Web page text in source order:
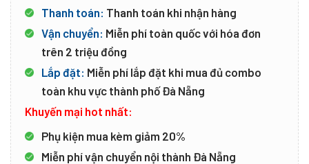
Thanh toán: Thanh toán khi nhận hàng
Vận chuyển: Miễn phí toàn quốc với hóa đơn
trên 2 triệu đồng
Lắp đặt: Miễn phí lắp đặt khi mua đủ combo
toàn khu vực thành phố Đà Nẵng
Khuyến mại hot nhất:
Phụ kiện mua kèm giảm 20%
Miễn phí vận chuyển nội thành Đà Nẵng